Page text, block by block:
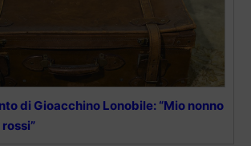
di Gioacchino Lonobile: “Mio nonno